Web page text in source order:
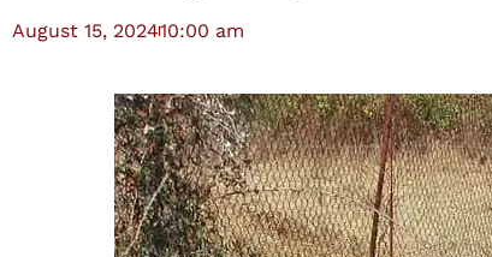
August 15, 202410:00 am